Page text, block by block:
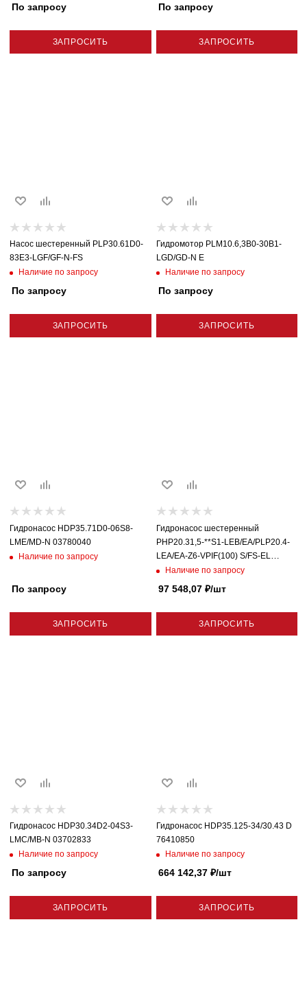
По запросу
ЗАПРОСИТЬ
По запросу
ЗАПРОСИТЬ
Насос шестеренный PLP30.61D0-
83E3-LGF/GF-N-FS
Наличие по запросу
По запросу
ЗАПРОСИТЬ
Гидромотор PLM10.6,3B0-30B1-
LGD/GD-N E
Наличие по запросу
По запросу
ЗАПРОСИТЬ
Гидронасос HDP35.71D0-06S8-
LME/MD-N 03780040
Наличие по запросу
По запросу
ЗАПРОСИТЬ
Гидронасос шестеренный
PHP20.31,5-**S1-LEB/EA/PLP20.4-
LEA/EA-Z6-VPIF(100) S/FS-EL
666000TD Без вала
Наличие по запросу
97 548,07₽/шт
ЗАПРОСИТЬ
Гидронасос HDP30.34D2-04S3-
LMC/MB-N 03702833
Наличие по запросу
По запросу
ЗАПРОСИТЬ
Гидронасос HDP35.125-34/30.43 D
76410850
Наличие по запросу
664 142,37₽/шт
ЗАПРОСИТЬ